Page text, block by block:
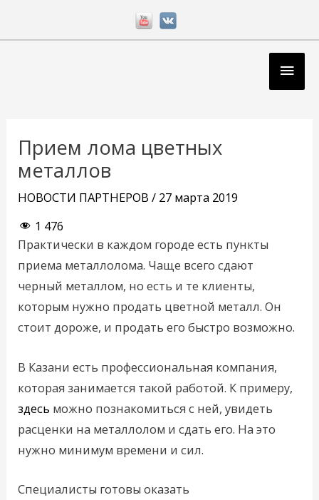
Прием лома цветных
металлов
НОВОСТИ ПАРТНЕРОВ / 27 марта 2019
1 476
Практически в каждом городе есть пункты
приема металлолома. Чаще всего сдают
черный металлом, но есть и те клиенты,
которым нужно продать цветной металл. Он
стоит дороже, и продать его быстро возможно.
В Казани есть профессиональная компания,
которая занимается такой работой. К примеру,
здесь можно познакомиться с ней, увидеть
расценки на металлолом и сдать его. На это
нужно минимум времени и сил.
Специалисты готовы оказать
записям